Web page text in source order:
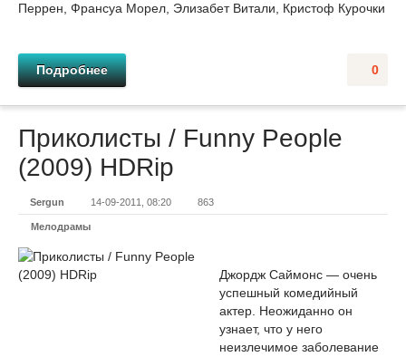
Перрен, Франсуа Морел, Элизабет Витали, Кристоф Курочки
0
Подробнее
Приколисты / Funny People
(2009) НDRір
Sergun 14-09-2011, 08:20 863
Мелодрамы
Джордж Саймонс — очень
успешный комедийный
актер. Неожиданно он
узнает, что у него
неизлечимое заболевание